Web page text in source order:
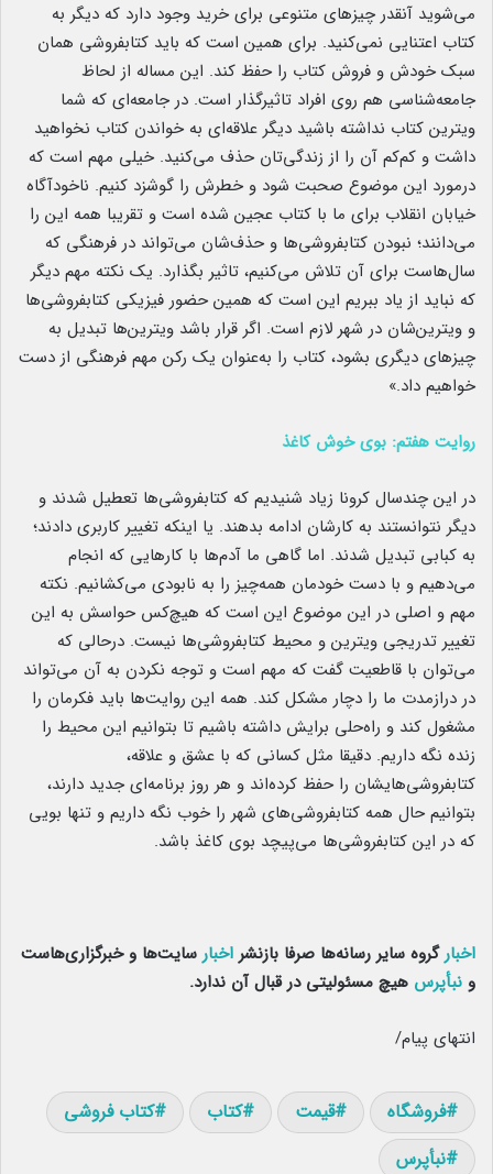
می‌شوید آنقدر چیزهای متنوعی برای خرید وجود دارد که دیگر به
کتاب اعتنایی نمی‌کنید. برای همین است که باید کتابفروشی همان
سبک خودش و فروش کتاب را حفظ کند. این مساله از لحاظ
جامعه‌شناسی هم روی افراد تاثیرگذار است. در جامعه‌ای که شما
ویترین کتاب نداشته باشید دیگر علاقه‌ای به خواندن کتاب نخواهید
داشت و کم‌کم آن را از زندگی‌تان حذف می‌کنید. خیلی مهم است که
درمورد این موضوع صحبت شود و خطرش را گوشزد کنیم. ناخودآگاه
خیابان انقلاب برای ما با کتاب عجین شده است و تقریبا همه این را
می‌دانند؛ نبودن کتابفروشی‌ها و حذف‌شان می‌تواند در فرهنگی که
سال‌هاست برای آن تلاش می‌کنیم، تاثیر بگذارد. یک نکته مهم دیگر
که نباید از یاد ببریم این است که همین حضور فیزیکی کتابفروشی‌ها
و ویترین‌شان در شهر لازم است. اگر قرار باشد ویترین‌ها تبدیل به
چیزهای دیگری بشود، کتاب را به‌عنوان یک رکن مهم فرهنگی از دست
خواهیم داد.»
روایت هفتم: بوی خوش کاغذ
در این چندسال کرونا زیاد شنیدیم که کتابفروشی‌ها تعطیل شدند و
دیگر نتوانستند به کارشان ادامه بدهند. یا اینکه تغییر کاربری دادند؛
به کبابی تبدیل شدند. اما گاهی ما آدم‌ها با کارهایی که انجام
می‌دهیم و با دست خودمان همه‌چیز را به نابودی می‌کشانیم. نکته
مهم و اصلی در این موضوع این است که هیچ‌کس حواسش به این
تغییر تدریجی ویترین و محیط کتابفروشی‌ها نیست. درحالی که
می‌توان با قاطعیت گفت که مهم است و توجه نکردن به آن می‌تواند
در درازمدت ما را دچار مشکل کند. همه این روایت‌ها باید فکرمان را
مشغول کند و راه‌حلی برایش داشته باشیم تا بتوانیم این محیط را
زنده نگه داریم. دقیقا مثل کسانی که با عشق و علاقه،
کتابفروشی‌هایشان را حفظ کرده‌اند و هر روز برنامه‌ای جدید دارند،
بتوانیم حال همه کتابفروشی‌های شهر را خوب نگه داریم و تنها بویی
که در این کتابفروشی‌ها می‌پیچد بوی کاغذ باشد.
اخبارگروه سایر رسانه‌ها صرفا بازنشر اخبارسایت‌ها و خبرگزاری‌هاست
و نبأپرس هیچ مسئولیتی در قبال آن ندارد.
انتهای پیام/
فروشگاه قیمت کتاب
کتاب فروشی
نبأپرس